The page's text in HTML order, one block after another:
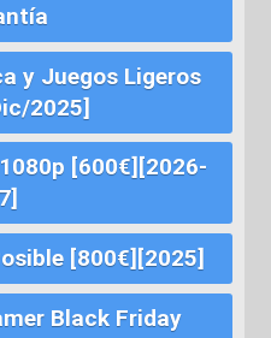
y Juegos Ligeros
2025]
[600€][2026-
[800€][2025]
Black Friday